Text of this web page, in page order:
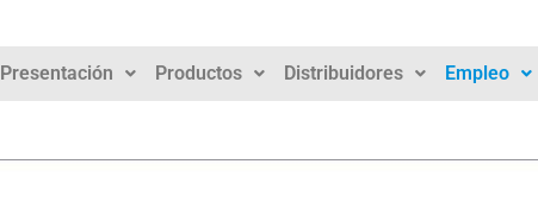
Presentación Productos Distribuidores Empleo